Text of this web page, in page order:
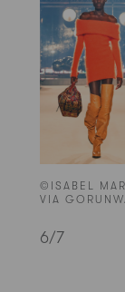
©ISABEL
VIA
6/7